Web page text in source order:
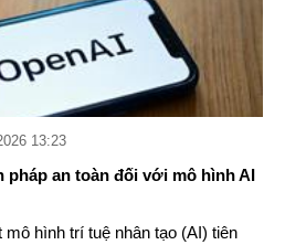
13:23
an toàn đối với mô hình AI
hình trí tuệ nhân tạo (AI) tiên